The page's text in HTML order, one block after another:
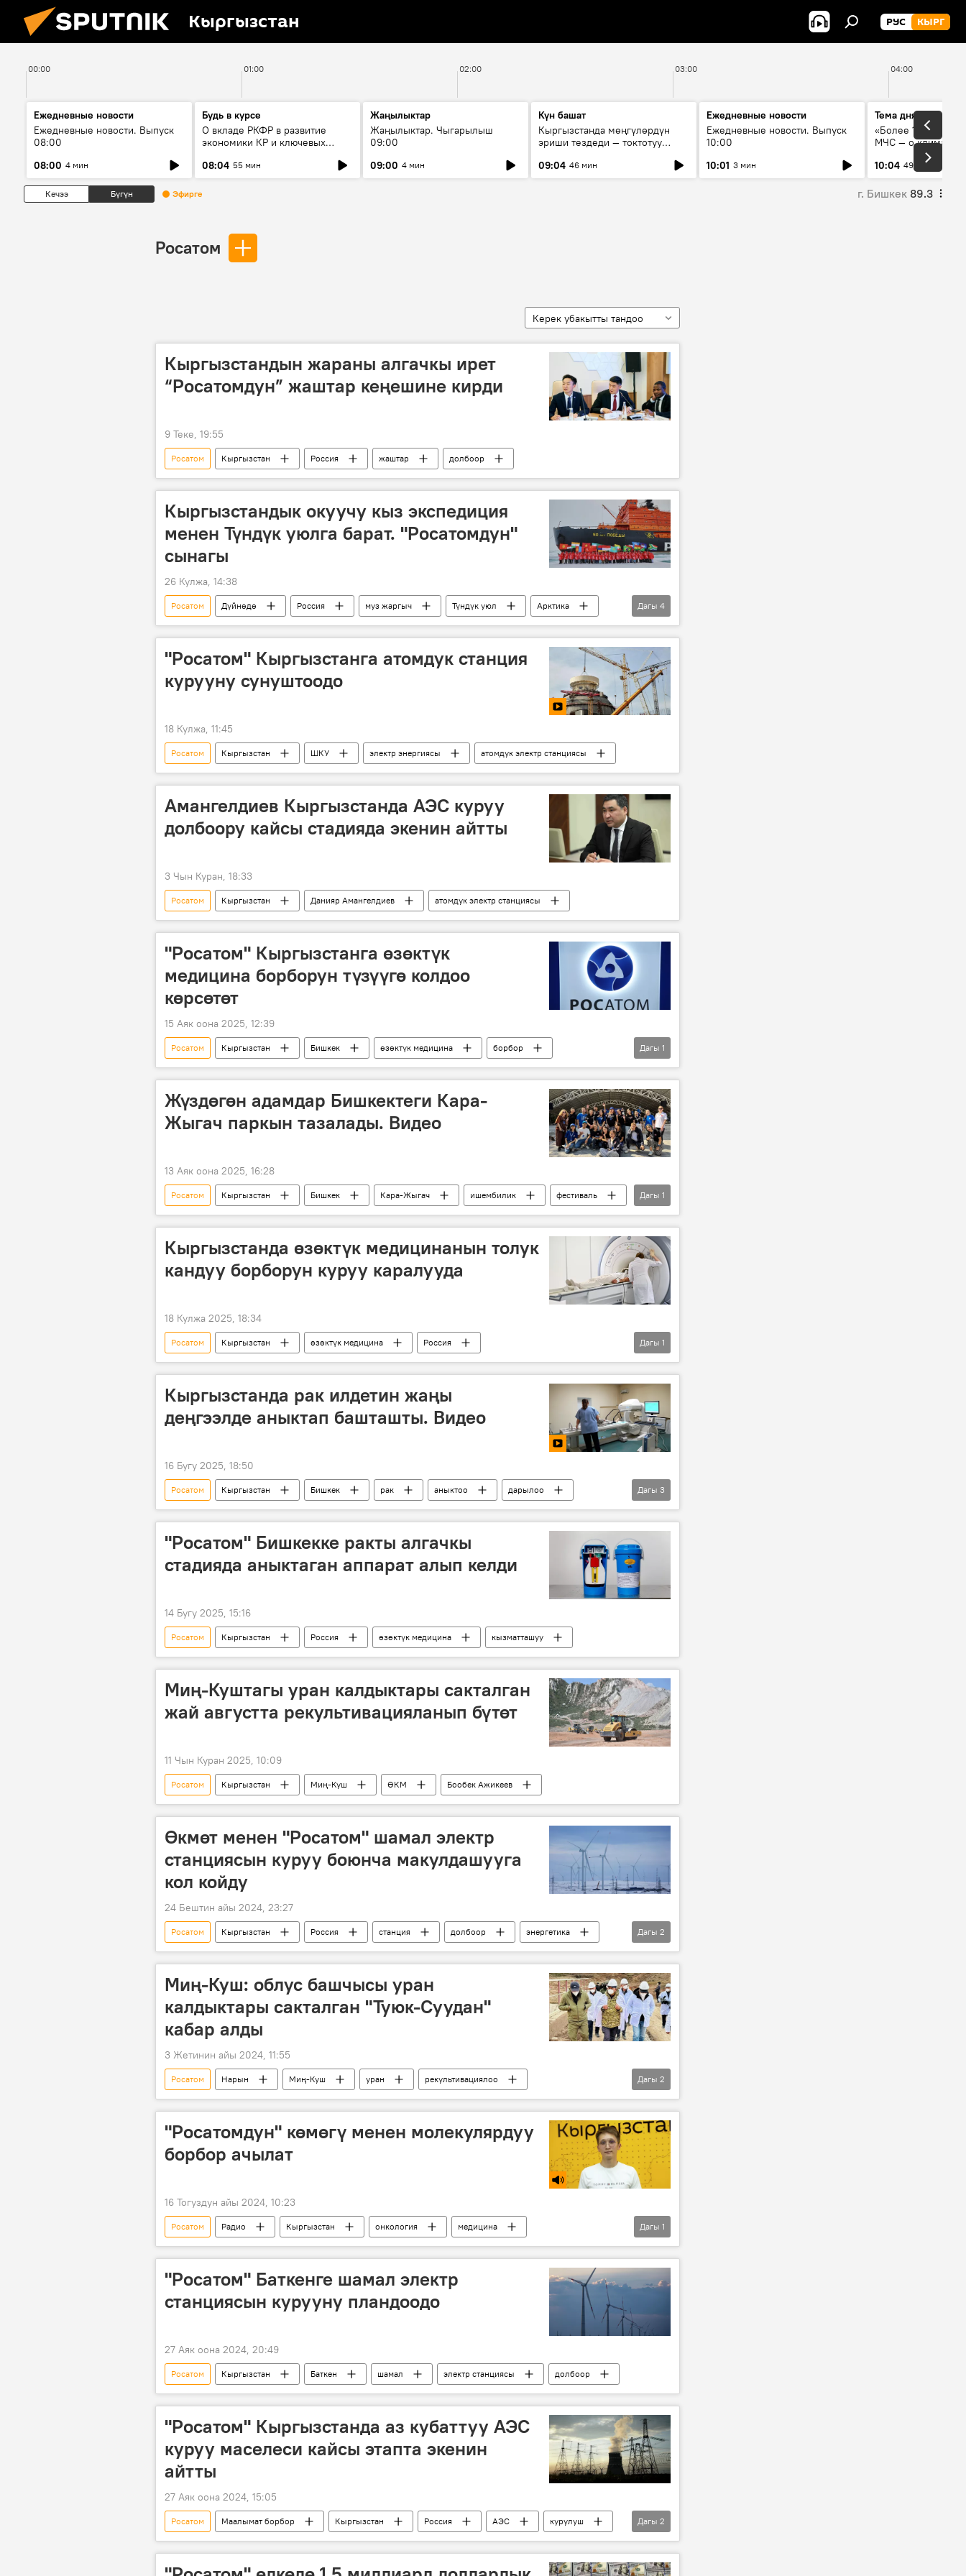
Кыргызстан РУС КЫРГ
00:00 01:00 02:00 03:00 04:00
Ежедневные новости
Ежедневные новости. Выпуск
08:00
08:00 4 мин
Будь в курсе
О вкладе РКФР в развитие
экономики КР и ключевых
08:04 55 мин
Жаңылыктар
Жаңылыктар. Чыгарылыш
09:00
09:00 4 мин
Күн башат
Кыргызстанда мөңгүлөрдүн
эриши тездеди — токтотуу
09:04 46 мин
Ежедневные новости
Ежедневные новости. Выпуск
10:00
10:01 3 мин
Тема дня
«Более 1200 сёл в
МЧС — о климате,
системе
населения
10:04 49 мин
Кечээ Бүгүн Эфирге г. Бишкек 89.3
Росатом
Керек убакытты тандоо
Кыргызстандын жараны алгачкы ирет
“Росатомдун” жаштар кеңешине кирди
9 Теке, 19:55
Росатом Кыргызстан Россия жаштар долбоор
Кыргызстандык окуучу кыз экспедиция
менен Түндүк уюлга барат. "Росатомдун"
сынагы
26 Кулжа, 14:38
Росатом Дүйнөдө Россия муз жаргыч Түндүк уюл
Арктика
сынак
окуучу сапар тандоо
Дагы 4
"Росатом" Кыргызстанга атомдук станция
курууну сунуштоодо
18 Кулжа, 11:45
Росатом Кыргызстан ШКУ электр энергиясы атомдук электр станциясы
Амангелдиев Кыргызстанда АЭС куруу
долбоору кайсы стадияда экенин айтты
3 Чын Куран, 18:33
Росатом Кыргызстан Данияр Амангелдиев атомдук электр станциясы
"Росатом" Кыргызстанга өзөктүк
медицина борборун түзүүгө колдоо
көрсөтөт
15 Аяк оона 2025, 12:39
Росатом Кыргызстан Бишкек өзөктүк медицина
борбор
саламаттык сактоо
Дагы 1
Жүздөгөн адамдар Бишкектеги Кара-
Жыгач паркын тазалады. Видео
13 Аяк оона 2025, 16:28
Росатом Кыргызстан Бишкек Кара-Жыгач ишембилик
фестиваль
тазалык
Дагы 1
Кыргызстанда өзөктүк медицинанын толук
кандуу борборун куруу каралууда
18 Кулжа 2025, 18:34
Росатом Кыргызстан өзөктүк медицина
Россия
Петербургдагы эл аралык экономикалык форум
Дагы 1
Кыргызстанда рак илдетин жаңы
деңгээлде аныктап башташты. Видео
16 Бугу 2025, 18:50
Росатом Кыргызстан Бишкек рак аныктоо
дарылоо
мүмкүнчүлүк
Видео Онкология жана гематология боюнча улуттук борбору
Дагы 3
"Росатом" Бишкекке ракты алгачкы
стадияда аныктаган аппарат алып келди
14 Бугу 2025, 15:16
Росатом Кыргызстан Россия өзөктүк медицина кызматташуу
Миң-Куштагы уран калдыктары сакталган
жай августта рекультивацияланып бүтөт
11 Чын Куран 2025, 10:09
Росатом Кыргызстан Миң-Куш ӨКМ Бообек Ажикеев
Өкмөт менен "Росатом" шамал электр
станциясын куруу боюнча макулдашууга
кол койду
24 Бештин айы 2024, 23:27
Росатом Кыргызстан Россия станция долбоор
энергетика
макулдашуу
кол коюу
Дагы 2
Миң-Куш: облус башчысы уран
калдыктары сакталган "Туюк-Суудан"
кабар алды
3 Жетинин айы 2024, 11:55
Росатом Нарын Миң-Куш уран
рекультивациялоо
Алтынбек Эргешов
Кыргызстан
Дагы 2
"Росатомдун" көмөгү менен молекулярдуу
борбор ачылат
16 Тогуздун айы 2024, 10:23
Росатом Радио Кыргызстан онкология
медицина
Дүйшөнбек Нурдинов
Дагы 1
"Росатом" Баткенге шамал электр
станциясын курууну пландоодо
27 Аяк оона 2024, 20:49
Росатом Кыргызстан Баткен шамал электр станциясы долбоор
"Росатом" Кыргызстанда аз кубаттуу АЭС
куруу маселеси кайсы этапта экенин
айтты
27 Аяк оона 2024, 15:05
Росатом Маалымат борбор Кыргызстан Россия АЭС
курулуш
долбоор
энергетика
Дагы 2